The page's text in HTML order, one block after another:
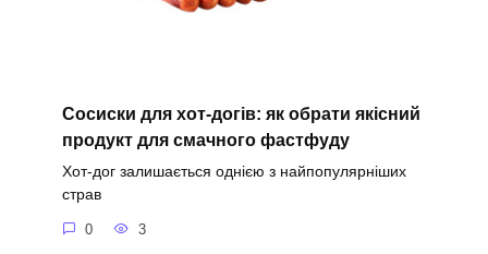
Сосиски для хот-догів: як обрати якісний
продукт для смачного фастфуду
Хот-дог залишається однією з найпопулярніших
страв
0 3